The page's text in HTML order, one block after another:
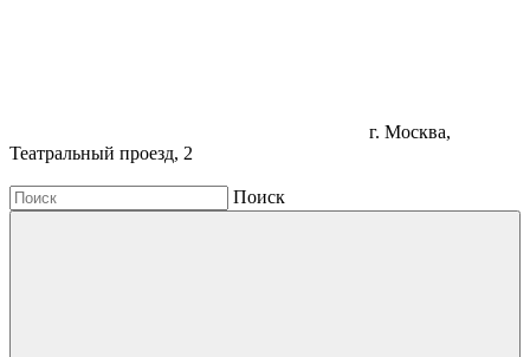
г. Москва,
Театральный проезд, 2
Поиск